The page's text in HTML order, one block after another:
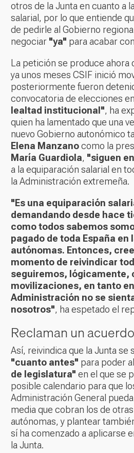
otros de la Junta en cuanto a
salarial, por lo que entiende
de pedirle al Gobierno
negociar "ya" para acabar
La petición se produce ahora
ya unos meses CSIF inició
posteriormente fueron
convocatoria de elecciones
lealtad institucional", ha
quien ha lamentado que una
nuevo Gobierno autonómico
Elena Manzanocomo la
María Guardiola, "siguen
a la equiparación salarial en
la Administración extremeña.
"Es una equiparación
demandando desde hace
como todos sabemos
pagado de toda España
autónomas. Entonces,
momento de reivindicar
seguiremos, lógicamente,
movilizaciones, en tanto
Administración no se
nosotros", ha espetado el
Reclaman un
Así, reivindica que la Junta se
"cuanto antes" para poder
de legislatura" en el que se
posible calendario para que
Administración General
media que cobran los de
autónomas, y plantear
sí ha comenzado a aplicarse
la Junta.